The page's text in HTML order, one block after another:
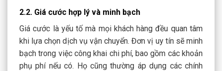
2.2. Giá cước hợp lý và minh bạch
Giá cước là yếu tố mà mọi khách hàng đều quan tâm
khi lựa chọn dịch vụ vận chuyển. Đơn vị uy tín sẽ minh
bạch trong việc công khai chi phí, bao gồm các khoản
phụ phí nếu có. Họ cũng thường áp dụng các chính